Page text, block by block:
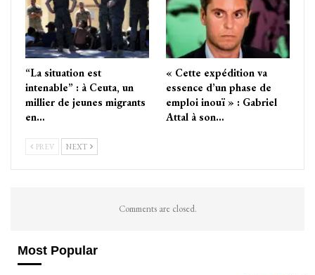
“La situation est
intenable” : à Ceuta, un
millier de jeunes migrants
en…
« Cette expédition va
essence d’un phase de
emploi inouï » : Gabriel
Attal à son…
PREV NEXT
Comments are closed.
Most Popular